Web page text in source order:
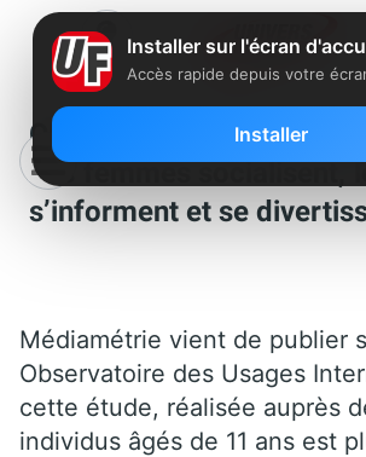
Observatoire des
Les femmes socialisent,
s’informent et se
Médiamétrie vient de publier
Observatoire des Usages
cette étude, réalisée auprès
individus âgés de 11 ans est
Installer sur l'écran
Accès rapide depuis votre
Installer